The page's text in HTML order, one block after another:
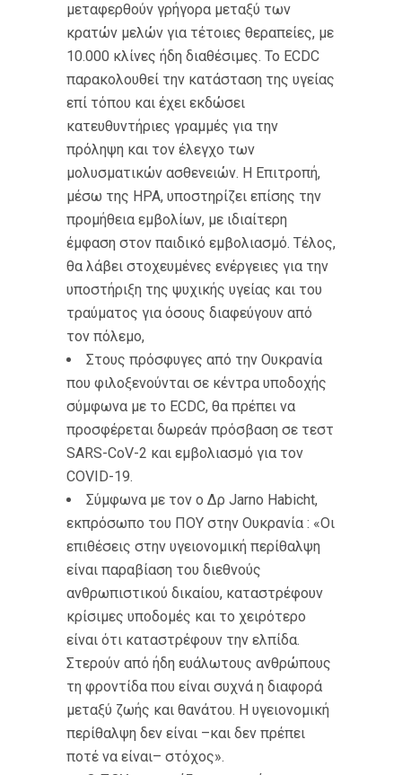
μεταφερθούν γρήγορα μεταξύ των
κρατών μελών για τέτοιες θεραπείες, με
10.000 κλίνες ήδη διαθέσιμες. Το ECDC
παρακολουθεί την κατάσταση της υγείας
επί τόπου και έχει εκδώσει
κατευθυντήριες γραμμές για την
πρόληψη και τον έλεγχο των
μολυσματικών ασθενειών. Η Επιτροπή,
μέσω της ΗΡΑ, υποστηρίζει επίσης την
προμήθεια εμβολίων, με ιδιαίτερη
έμφαση στον παιδικό εμβολιασμό. Τέλος,
θα λάβει στοχευμένες ενέργειες για την
υποστήριξη της ψυχικής υγείας και του
τραύματος για όσους διαφεύγουν από
τον πόλεμο,
Στους πρόσφυγες από την Ουκρανία
που φιλοξενούνται σε κέντρα υποδοχής
σύμφωνα με το ECDC, θα πρέπει να
προσφέρεται δωρεάν πρόσβαση σε τεστ
SARS-CoV-2 και εμβολιασμό για τον
COVID-19.
Σύμφωνα με τον ο Δρ Jarno Habicht,
εκπρόσωπο του ΠΟΥ στην Ουκρανία : «Οι
επιθέσεις στην υγειονομική περίθαλψη
είναι παραβίαση του διεθνούς
ανθρωπιστικού δικαίου, καταστρέφουν
κρίσιμες υποδομές και το χειρότερο
είναι ότι καταστρέφουν την ελπίδα.
Στερούν από ήδη ευάλωτους ανθρώπους
τη φροντίδα που είναι συχνά η διαφορά
μεταξύ ζωής και θανάτου. Η υγειονομική
περίθαλψη δεν είναι –και δεν πρέπει
ποτέ να είναι– στόχος».